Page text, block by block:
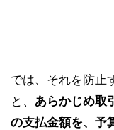
では、それを防止
と、 あらかじめ取
の支払金額を、予